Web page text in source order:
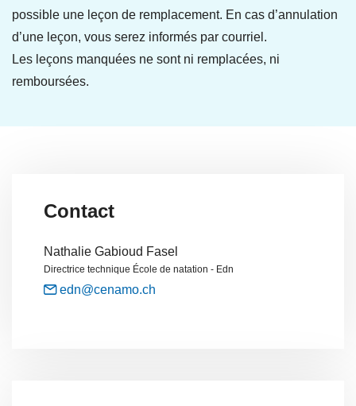
Contact
Nathalie Gabioud Fasel
Directrice technique École de natation - Edn
edn@cenamo.ch
possible une leçon de remplacement. En cas d’annulation
d’une leçon, vous serez informés par courriel.
Les leçons manquées ne sont ni remplacées, ni
remboursées.